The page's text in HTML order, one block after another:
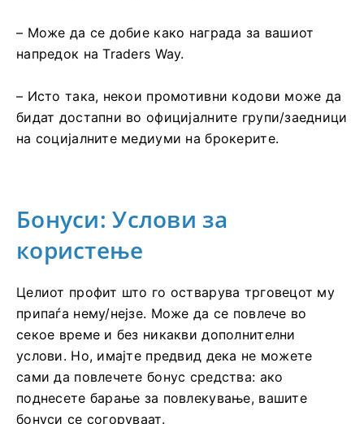
– Може да се добие како награда за вашиот
напредок на Traders Way.
– Исто така, некои промотивни кодови може да
бидат достапни во официјалните групи/заедници
на социјалните медиуми на брокерите.
Бонуси: Услови за
користење
Целиот профит што го остварува трговецот му
припаѓа нему/нејзе. Може да се повлече во
секое време и без никакви дополнителни
услови. Но, имајте предвид дека не можете
сами да повлечете бонус средства: ако
поднесете барање за повлекување, вашите
бонуси се согоруваат.